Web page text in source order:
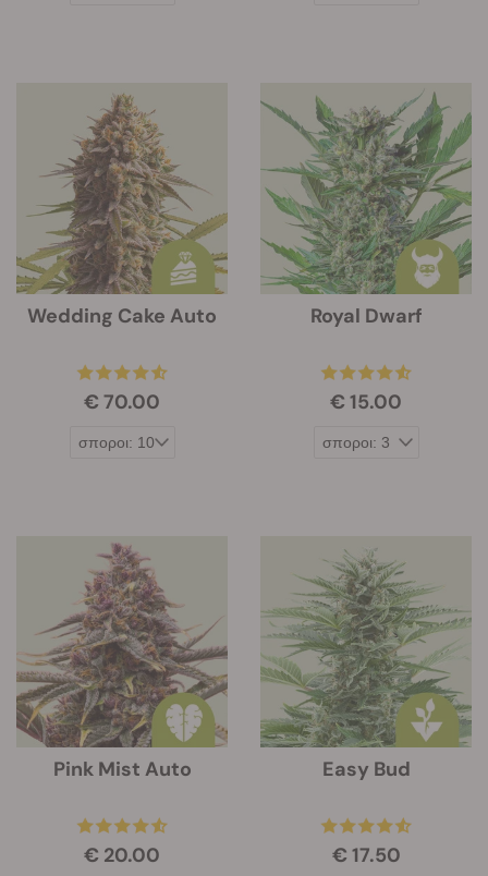
Wedding Cake Auto
€ 70.00
Royal Dwarf
€ 15.00
Pink Mist Auto
€ 20.00
Easy Bud
€ 17.50